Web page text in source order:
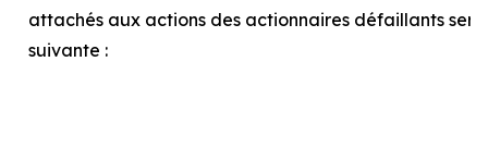
attachés aux actions des actionnaires défaillants
suivante :